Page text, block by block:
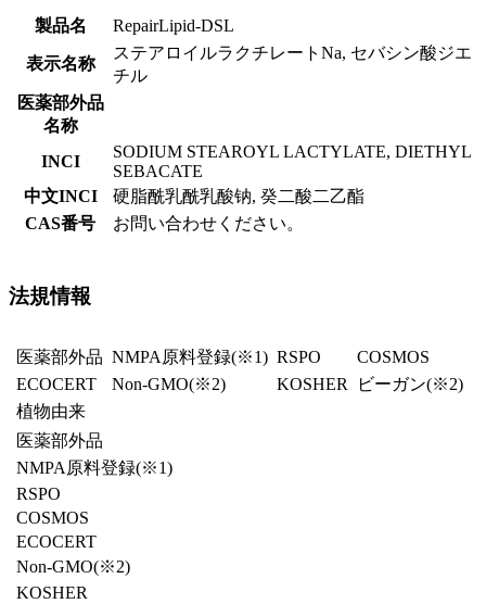
製品名 RepairLipid-DSL
表示名称
ステアロイルラクチレートNa, セバシン酸ジエ
チル
医薬部外品
名称
INCI
SODIUM STEAROYL LACTYLATE, DIETHYL
SEBACATE
中文INCI
硬脂酰乳酰乳酸钠, 癸二酸二乙酯
CAS番号
お問い合わせください。
法規情報
医薬部外品 NMPA原料登録(※1) RSPO
COSMOS
ECOCERT
Non-GMO(※2) KOSHER ビーガン(※2)
植物由来
医薬部外品
NMPA原料登録(※1)
RSPO
COSMOS
ECOCERT
Non-GMO(※2)
KOSHER